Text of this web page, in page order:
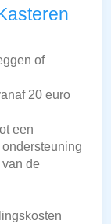
of
20 euro
een
de